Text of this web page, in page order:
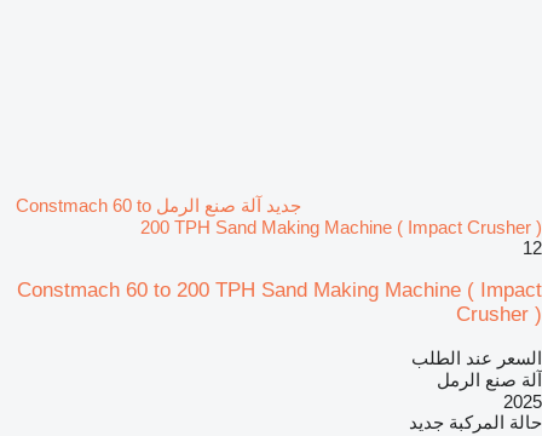
جديد آلة صنع الرمل Constmach 60 to
200 TPH Sand Making Machine ( Impact Crusher )
12
Constmach 60 to 200 TPH Sand Making Machine ( Impact
Crusher )
السعر عند الطلب
آلة صنع الرمل
2025
حالة المركبة جديد